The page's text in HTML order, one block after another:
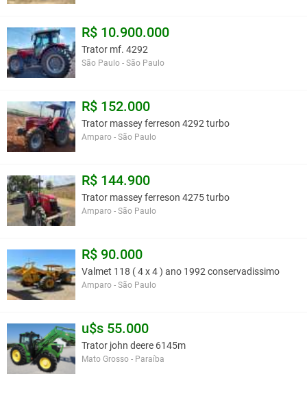
R$ 10.900.000
Trator mf. 4292
São Paulo - São Paulo
R$ 152.000
Trator massey ferreson 4292 turbo
Amparo - São Paulo
R$ 144.900
Trator massey ferreson 4275 turbo
Amparo - São Paulo
R$ 90.000
Valmet 118 ( 4 x 4 ) ano 1992 conservadissimo
Amparo - São Paulo
u$s 55.000
Trator john deere 6145m
Mato Grosso - Paraíba